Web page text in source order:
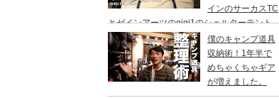
インのサーカスTC
とゼインアーツのgigi1のシェルターテント
と比較検討をし、購入に至った理由。
僕のキャンプ道具
収納術！1年半で
めちゃくちゃギア
が増えました。